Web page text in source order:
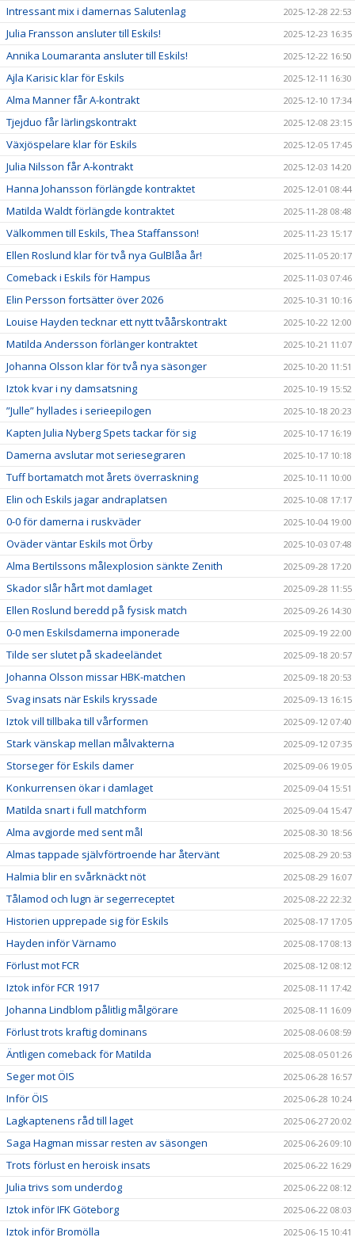
Intressant mix i damernas Salutenlag 2025-12-28 22:53
Julia Fransson ansluter till Eskils! 2025-12-23 16:35
Annika Loumaranta ansluter till Eskils! 2025-12-22 16:50
Ajla Karisic klar för Eskils 2025-12-11 16:30
Alma Manner får A-kontrakt 2025-12-10 17:34
Tjejduo får lärlingskontrakt 2025-12-08 23:15
Växjöspelare klar för Eskils 2025-12-05 17:45
Julia Nilsson får A-kontrakt 2025-12-03 14:20
Hanna Johansson förlängde kontraktet 2025-12-01 08:44
Matilda Waldt förlängde kontraktet 2025-11-28 08:48
Välkommen till Eskils, Thea Staffansson! 2025-11-23 15:17
Ellen Roslund klar för två nya GulBlåa år! 2025-11-05 20:17
Comeback i Eskils för Hampus 2025-11-03 07:46
Elin Persson fortsätter över 2026 2025-10-31 10:16
Louise Hayden tecknar ett nytt tvåårskontrakt 2025-10-22 12:00
Matilda Andersson förlänger kontraktet 2025-10-21 11:07
Johanna Olsson klar för två nya säsonger 2025-10-20 11:51
Iztok kvar i ny damsatsning 2025-10-19 15:52
”Julle” hyllades i serieepilogen 2025-10-18 20:23
Kapten Julia Nyberg Spets tackar för sig 2025-10-17 16:19
Damerna avslutar mot seriesegraren 2025-10-17 10:18
Tuff bortamatch mot årets överraskning 2025-10-11 10:00
Elin och Eskils jagar andraplatsen 2025-10-08 17:17
0-0 för damerna i ruskväder 2025-10-04 19:00
Oväder väntar Eskils mot Örby 2025-10-03 07:48
Alma Bertilssons målexplosion sänkte Zenith 2025-09-28 17:20
Skador slår hårt mot damlaget 2025-09-28 11:55
Ellen Roslund beredd på fysisk match 2025-09-26 14:30
0-0 men Eskilsdamerna imponerade 2025-09-19 22:00
Tilde ser slutet på skadeeländet 2025-09-18 20:57
Johanna Olsson missar HBK-matchen 2025-09-18 20:53
Svag insats när Eskils kryssade 2025-09-13 16:15
Iztok vill tillbaka till vårformen 2025-09-12 07:40
Stark vänskap mellan målvakterna 2025-09-12 07:35
Storseger för Eskils damer 2025-09-06 19:05
Konkurrensen ökar i damlaget 2025-09-04 15:51
Matilda snart i full matchform 2025-09-04 15:47
Alma avgjorde med sent mål 2025-08-30 18:56
Almas tappade självförtroende har återvänt 2025-08-29 20:53
Halmia blir en svårknäckt nöt 2025-08-29 16:07
Tålamod och lugn är segerreceptet 2025-08-22 22:32
Historien upprepade sig för Eskils 2025-08-17 17:05
Hayden inför Värnamo 2025-08-17 08:13
Förlust mot FCR 2025-08-12 08:12
Iztok inför FCR 1917 2025-08-11 17:42
Johanna Lindblom pålitlig målgörare 2025-08-11 16:09
Förlust trots kraftig dominans 2025-08-06 08:59
Äntligen comeback för Matilda 2025-08-05 01:26
Seger mot ÖIS 2025-06-28 16:57
Inför ÖIS 2025-06-28 10:24
Lagkaptenens råd till laget 2025-06-27 20:02
Saga Hagman missar resten av säsongen 2025-06-26 09:10
Trots förlust en heroisk insats 2025-06-22 16:29
Julia trivs som underdog 2025-06-22 08:12
Iztok inför IFK Göteborg 2025-06-22 08:03
Iztok inför Bromölla 2025-06-15 10:41